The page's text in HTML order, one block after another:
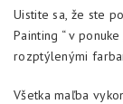
Uistite sa, že ste
Painting “ v
rozptýlenými
Všetka maľba